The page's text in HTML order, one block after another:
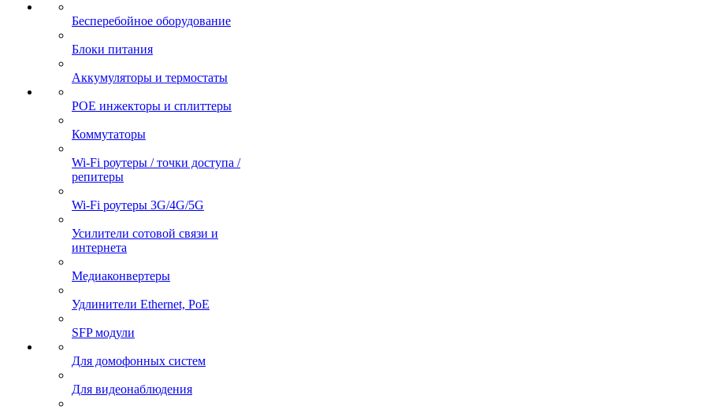
Бесперебойное оборудование
Блоки питания
Аккумуляторы и термостаты
POE инжекторы и сплиттеры
Коммутаторы
Wi-Fi роутеры / точки доступа /
репитеры
Wi-Fi роутеры 3G/4G/5G
Усилители сотовой связи и
интернета
Медиаконвертеры
Удлинители Ethernet, PoE
SFP модули
Для домофонных систем
Для видеонаблюдения